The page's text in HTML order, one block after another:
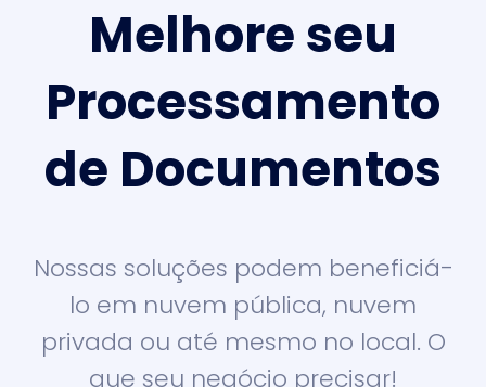
Melhore seu
Processamento
de Documentos
Nossas soluções podem beneficiá-
lo em nuvem pública, nuvem
privada ou até mesmo no local. O
que seu negócio precisar!